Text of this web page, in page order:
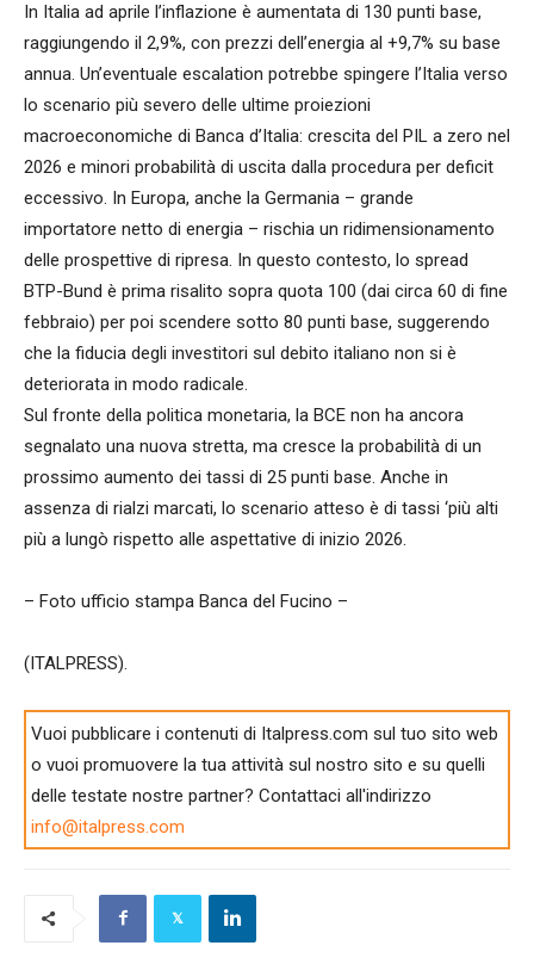
In Italia ad aprile l’inflazione è aumentata di 130 punti base,
raggiungendo il 2,9%, con prezzi dell’energia al +9,7% su base
annua. Un’eventuale escalation potrebbe spingere l’Italia verso
lo scenario più severo delle ultime proiezioni
macroeconomiche di Banca d’Italia: crescita del PIL a zero nel
2026 e minori probabilità di uscita dalla procedura per deficit
eccessivo. In Europa, anche la Germania – grande
importatore netto di energia – rischia un ridimensionamento
delle prospettive di ripresa. In questo contesto, lo spread
BTP-Bund è prima risalito sopra quota 100 (dai circa 60 di fine
febbraio) per poi scendere sotto 80 punti base, suggerendo
che la fiducia degli investitori sul debito italiano non si è
deteriorata in modo radicale.
Sul fronte della politica monetaria, la BCE non ha ancora
segnalato una nuova stretta, ma cresce la probabilità di un
prossimo aumento dei tassi di 25 punti base. Anche in
assenza di rialzi marcati, lo scenario atteso è di tassi ‘più alti
più a lungò rispetto alle aspettative di inizio 2026.
– Foto ufficio stampa Banca del Fucino –
(ITALPRESS).
Vuoi pubblicare i contenuti di Italpress.com sul tuo sito web
o vuoi promuovere la tua attività sul nostro sito e su quelli
delle testate nostre partner? Contattaci all'indirizzo
info@italpress.com